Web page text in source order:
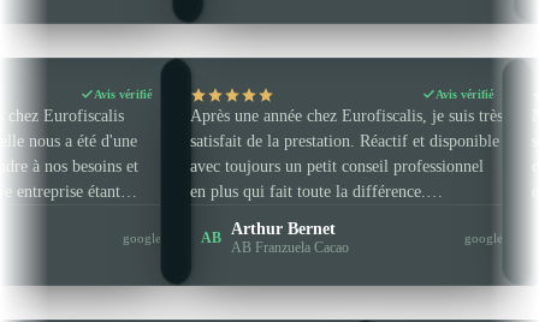
Avis vérifié
avec Agnès chez Eurofiscalis
d'un an et elle nous a été d'une
pour répondre à nos besoins et
notre entreprise étant
professionnelle, et je la
google
Après une année chez Eurofiscalis, je
satisfait de la prestation. Réactif et
avec toujours un petit conseil
en plus qui fait toute la différence.
guidé et conseillé. Pas de perte de
AB Arthur Bernet
AB Franzuela Cacao